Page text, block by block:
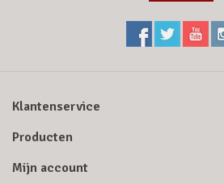
Klantenservice
Producten
Mijn account